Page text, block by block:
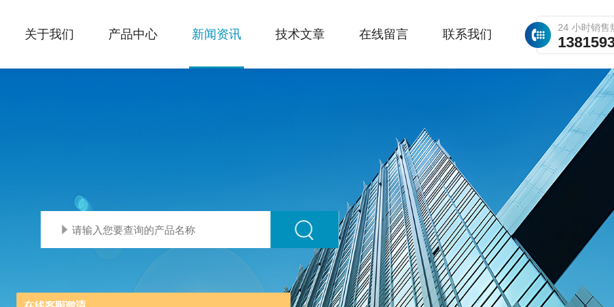
24 小时销售
关于我们 产品中心 新闻资讯 技术文章 在线留言 联系我们